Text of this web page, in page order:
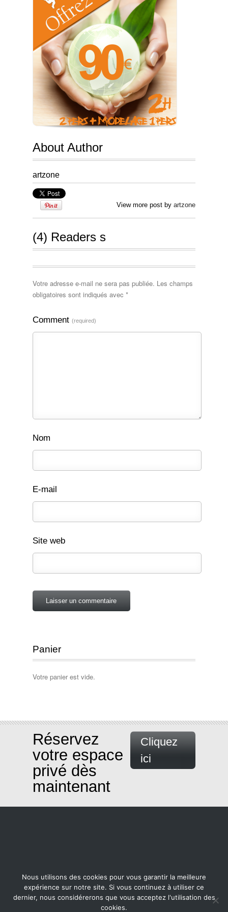
About Author
artzone
View more post by artzone
(4) Readers s
Votre adresse e-mail ne sera pas publiée. Les champs
obligatoires sont indiqués avec *
Comment (required)
Nom
E-mail
Site web
Panier
Votre panier est vide.
Réservez
votre espace
privé dès
maintenant
Cliquez
ici
Nous utilisons des cookies pour vous garantir la meilleure
expérience sur notre site. Si vous continuez à utiliser ce
dernier, nous considérerons que vous acceptez l'utilisation des
cookies.